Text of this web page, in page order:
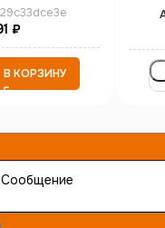
₽
В КОРЗИНУ